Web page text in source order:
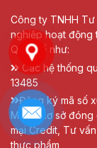
Công ty TNHH Tư
nghiệp hoạt động
Quốc tế như:
Các hệ thống
13485
Đăng ký mã số
Mã số cơ sở đóng
mại Credit, Tư
thực phẩm